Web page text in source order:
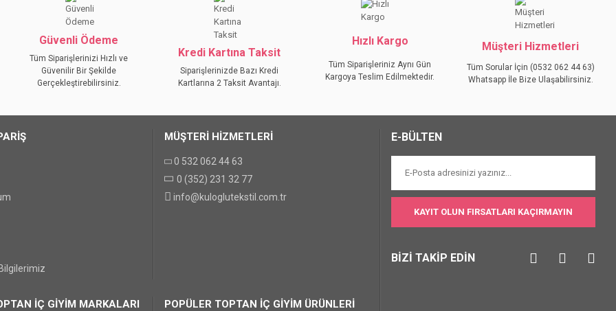
GÖNDER
Güvenli Ödeme
Tüm Siparişlerinizi Hızlı ve
Güvenilir Bir Şekilde
Gerçekleştirebilirsiniz.
Kredi Kartına Taksit
Siparişlerinizde Bazı Kredi
Kartlarına 2 Taksit Avantajı.
Hızlı Kargo
Tüm Siparişleriniz Aynı Gün
Kargoya Teslim Edilmektedir.
Müşteri Hizmetleri
Tüm Sorular İçin (0532 062 44 63)
Whatsapp İle Bize Ulaşabilirsiniz.
MÜŞTERİ HİZMETLERİ
0 532 062 44 63
0 (352) 231 32 77
info@kuloglutekstil.com.tr
İÇ GİYİM MARKALARI POPÜLER TOPTAN İÇ GİYİM ÜRÜNLERİ
E-BÜLTEN
KAYIT OLUN FIRSATLARI KAÇIRMAYIN
BİZİ TAKİP EDİN